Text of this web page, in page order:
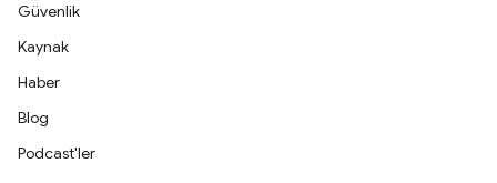
Güvenlik
Kaynak
Haber
Blog
Podcast'ler